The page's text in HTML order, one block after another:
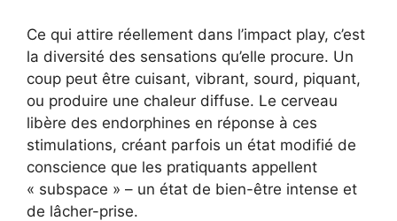
Ce qui attire réellement dans l’impact play, c’est
la diversité des sensations qu’elle procure. Un
coup peut être cuisant, vibrant, sourd, piquant,
ou produire une chaleur diffuse. Le cerveau
libère des endorphines en réponse à ces
stimulations, créant parfois un état modifié de
conscience que les pratiquants appellent
« subspace » – un état de bien-être intense et
de lâcher-prise.